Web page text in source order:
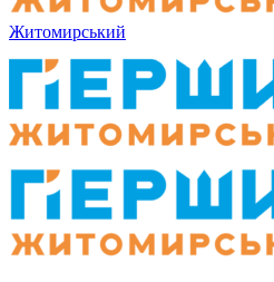
Житомирський